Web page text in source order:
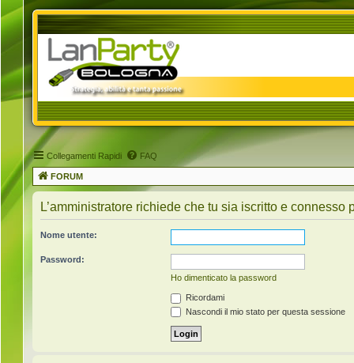
Collegamenti Rapidi FAQ
FORUM
L’amministratore richiede che tu sia iscritto e connesso
Nome utente:
Password:
Ho dimenticato la password
Ricordami
Nascondi il mio stato per questa sessione